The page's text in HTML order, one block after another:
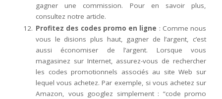
gagner une commission. Pour en savoir plus,
consultez notre article.
Profitez des codes promo en ligne : Comme nous
vous le disions plus haut, gagner de l’argent, c’est
aussi économiser de l’argent. Lorsque vous
magasinez sur Internet, assurez-vous de rechercher
les codes promotionnels associés au site Web sur
lequel vous achetez. Par exemple, si vous achetez sur
Amazon, vous googlez simplement : “code promo